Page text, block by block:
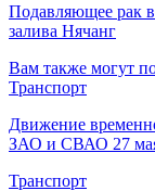
Подавляющее рак
залива Нячанг
Вам также могут
Транспорт
Движение
ЗАО и СВАО 27
Транспорт